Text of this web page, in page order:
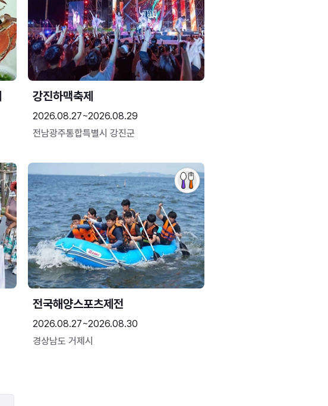
강진하맥축제
2026.08.27~2026.08.29
전남광주통합특별시 강진군
전국해양스포츠제전
2026.08.27~2026.08.30
경상남도 거제시